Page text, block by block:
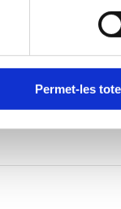
Permet-les